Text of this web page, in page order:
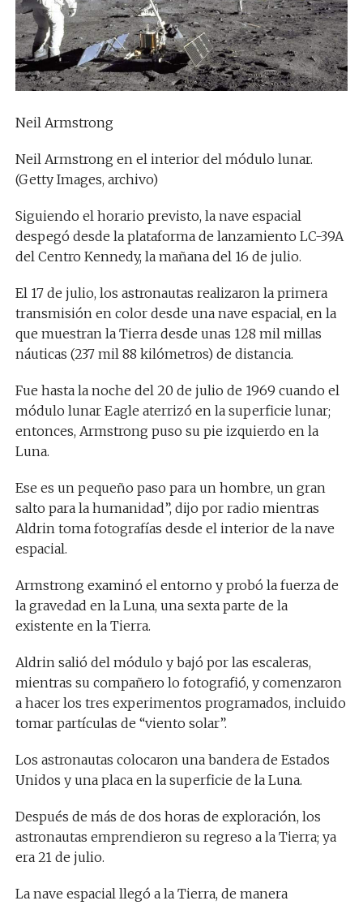
Neil Armstrong
Neil Armstrong en el interior del módulo lunar.
(Getty Images, archivo)
Siguiendo el horario previsto, la nave espacial
despegó desde la plataforma de lanzamiento LC-39A
del Centro Kennedy, la mañana del 16 de julio.
El 17 de julio, los astronautas realizaron la primera
transmisión en color desde una nave espacial, en la
que muestran la Tierra desde unas 128 mil millas
náuticas (237 mil 88 kilómetros) de distancia.
Fue hasta la noche del 20 de julio de 1969 cuando el
módulo lunar Eagle aterrizó en la superficie lunar;
entonces, Armstrong puso su pie izquierdo en la
Luna.
Ese es un pequeño paso para un hombre, un gran
salto para la humanidad”, dijo por radio mientras
Aldrin toma fotografías desde el interior de la nave
espacial.
Armstrong examinó el entorno y probó la fuerza de
la gravedad en la Luna, una sexta parte de la
existente en la Tierra.
Aldrin salió del módulo y bajó por las escaleras,
mientras su compañero lo fotografió, y comenzaron
a hacer los tres experimentos programados, incluido
tomar partículas de “viento solar”.
Los astronautas colocaron una bandera de Estados
Unidos y una placa en la superficie de la Luna.
Después de más de dos horas de exploración, los
astronautas emprendieron su regreso a la Tierra; ya
era 21 de julio.
La nave espacial llegó a la Tierra, de manera